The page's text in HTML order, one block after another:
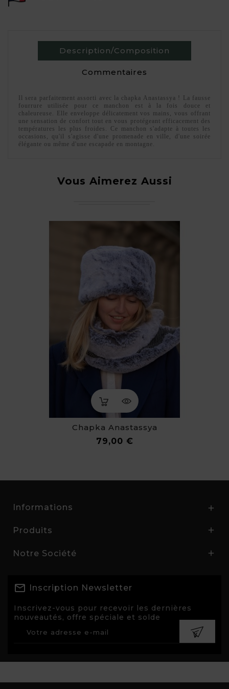
Description/Composition
Commentaires
Il sera parfaitement assorti avec la chapka Anastassya ! La fausse
fourrure utilisée pour ce manchon est à la fois douce et
chaleureuse. Elle enveloppe délicatement vos mains, vous offrant
une sensation de confort tout en vous protégeant efficacement des
températures les plus froides. Ce manchon s'adapte à toutes les
occasions, qu'il s'agisse d'une promenade en ville, d'une soirée
élégante ou même d'une escapade en montagne.
Vous Aimerez Aussi
Chapka Anastassya
79,00 €
Informations 
Produits 
Notre Société 
Inscription Newsletter
Inscrivez-vous pour recevoir les dernières
nouveautés, offre spéciale et solde